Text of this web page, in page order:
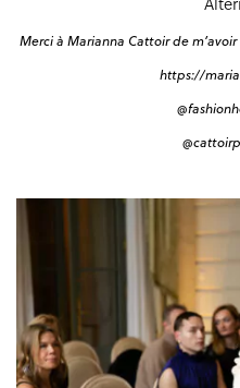
Merci à Marianna Cattoir de
https://